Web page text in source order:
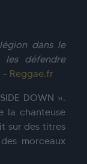
dans le
les défendre
– Reggae.fr
DOWN ».
la chanteuse
sur des titres
morceaux